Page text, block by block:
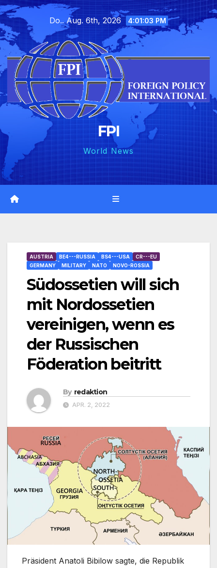
Skip
to
content
Do.. Aug. 6th, 2026 4:01:04 PM
FPI
World News
AUSTRIA BE4---RUSSIA BS4---USA
CR---EU
GERMANY
MILITARY NATO NOVO-ROSSIA
Südossetien will sich
mit Nordossetien
vereinigen, wenn es
der Russischen
Föderation beitritt
By redaktion
APR. 2, 2022
Präsident Anatoli Bibilow sagte, die Republik